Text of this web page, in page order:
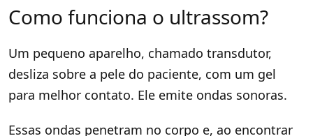
Como funciona o ultrassom?
Um pequeno aparelho, chamado transdutor,
desliza sobre a pele do paciente, com um gel
para melhor contato. Ele emite ondas sonoras.
Essas ondas penetram no corpo e, ao encontrar